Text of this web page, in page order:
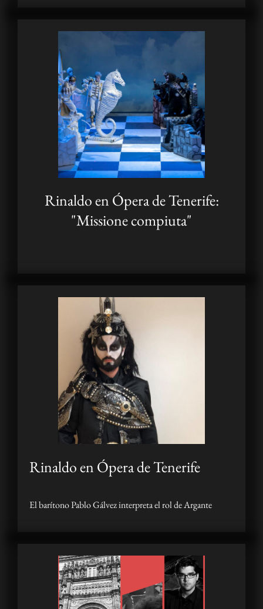
Rinaldo en Ópera de Tenerife:
"Missione compiuta"
Rinaldo en Ópera de Tenerife
El barítono Pablo Gálvez interpreta el rol de Argante